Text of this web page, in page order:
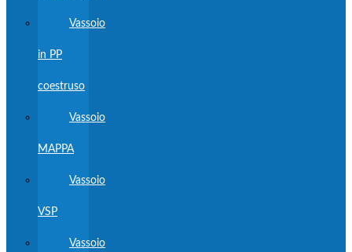
Vassoio
in PP
coestruso
Vassoio
MAPPA
Vassoio
VSP
Vassoio